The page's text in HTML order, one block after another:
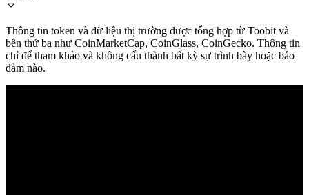
Thông tin token và dữ liệu thị trường được tổng hợp từ Toobit và
bên thứ ba như CoinMarketCap, CoinGlass, CoinGecko. Thông tin
chỉ để tham khảo và không cấu thành bất kỳ sự trình bày hoặc bảo
đảm nào.